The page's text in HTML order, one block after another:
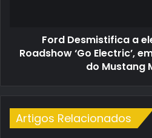
com
Mach-
E
Ford Desmistifica a
Roadshow ‘Go Electric’,
do Mustang
Artigos Relacionados